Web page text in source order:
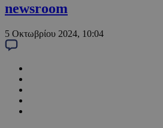
newsroom
5 Οκτωβρίου 2024, 10:04